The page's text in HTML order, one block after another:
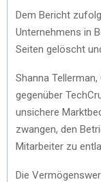
Dem Bericht
Unternehmens in
Seiten gelöscht
Shanna
gegenüber
unsichere
zwangen, den
Mitarbeiter zu
Die